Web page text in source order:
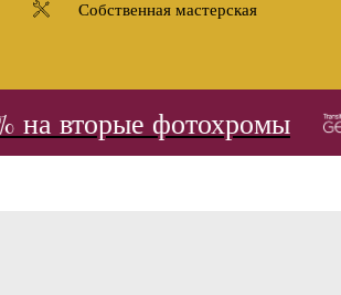
Собственная мастерская
вторые фотохромы